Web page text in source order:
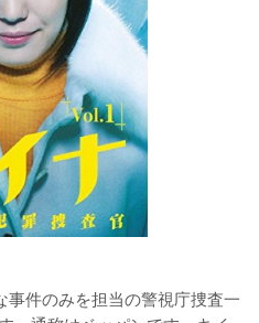
事件のみを担当の警視庁捜査一